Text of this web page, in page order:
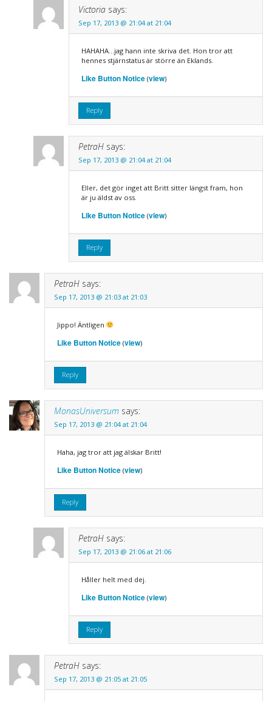
Victoria says:
Sep 17, 2013 @ 21:04 at 21:04
HAHAHA…jag hann inte skriva det. Hon tror att
hennes stjärnstatus är större än Eklands.
Like Button Notice(view)
Reply
PetraH says:
Sep 17, 2013 @ 21:04 at 21:04
Eller, det gör inget att Britt sitter längst fram, hon
är ju äldst av oss.
Like Button Notice(view)
Reply
PetraH says:
Sep 17, 2013 @ 21:03 at 21:03
Jippo! Äntligen
Like Button Notice(view)
Reply
MonasUniversum says:
Sep 17, 2013 @ 21:04 at 21:04
Haha, jag tror att jag älskar Britt!
Like Button Notice(view)
Reply
PetraH says:
Sep 17, 2013 @ 21:06 at 21:06
Håller helt med dej.
Like Button Notice(view)
Reply
PetraH says:
Sep 17, 2013 @ 21:05 at 21:05